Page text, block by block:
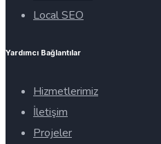
Local SEO
Yardımcı Bağlantılar
Hizmetlerimiz
İletişim
Projeler